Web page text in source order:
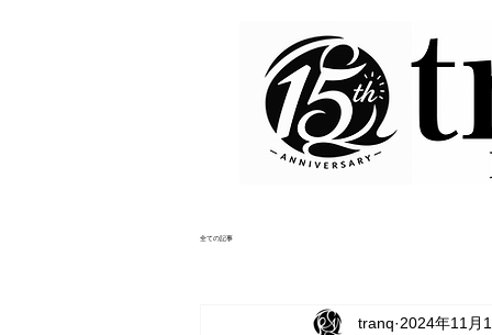
全ての記事
tranq 2024年11月